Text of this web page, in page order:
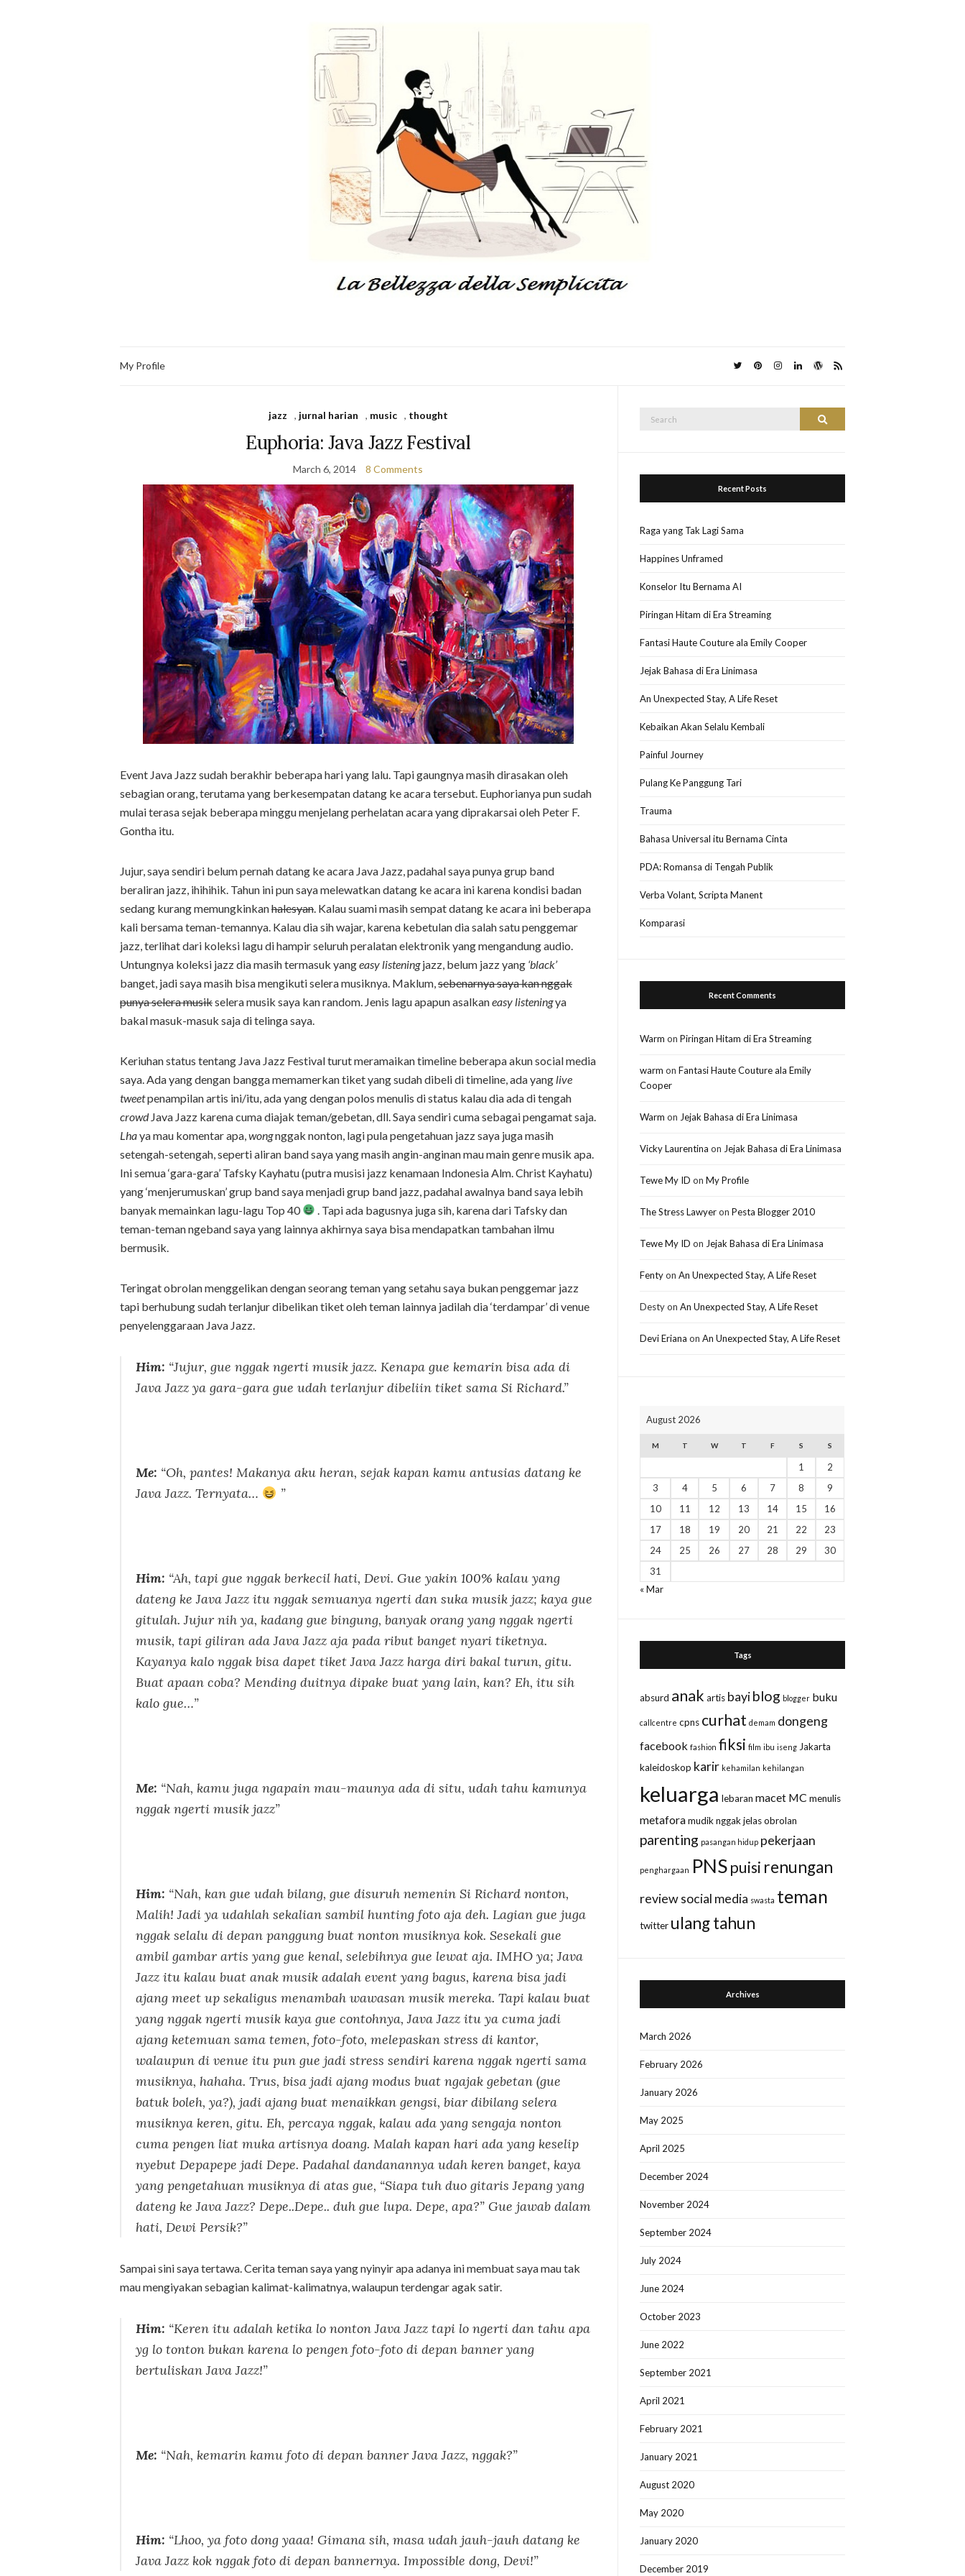
My Profile
jazz , jurnal harian , music , thought
Euphoria: Java Jazz Festival
March 6, 2014 8 Comments
Event Java Jazz sudah berakhir beberapa hari yang lalu. Tapi gaungnya masih dirasakan oleh
sebagian orang, terutama yang berkesempatan datang ke acara tersebut. Euphorianya pun sudah
mulai terasa sejak beberapa minggu menjelang perhelatan acara yang diprakarsai oleh Peter F.
Gontha itu.
Jujur, saya sendiri belum pernah datang ke acara Java Jazz, padahal saya punya grup band
beraliran jazz, ihihihik. Tahun ini pun saya melewatkan datang ke acara ini karena kondisi badan
sedang kurang memungkinkanhalesyan. Kalau suami masih sempat datang ke acara ini beberapa
kali bersama teman-temannya. Kalau dia sih wajar, karena kebetulan dia salah satu penggemar
jazz, terlihat dari koleksi lagu di hampir seluruh peralatan elektronik yang mengandung audio.
Untungnya koleksi jazz dia masih termasuk yangeasy listeningjazz, belum jazz yang ‘black’
banget, jadi saya masih bisa mengikuti selera musiknya. Maklum,sebenarnya saya kan nggak
punya selera musikselera musik saya kan random. Jenis lagu apapun asalkaneasy listeningya
bakal masuk-masuk saja di telinga saya.
Keriuhan status tentang Java Jazz Festival turut meramaikan timeline beberapa akun social media
saya. Ada yang dengan bangga memamerkan tiket yang sudah dibeli di timeline, ada yang live
tweetpenampilan artis ini/itu, ada yang dengan polos menulis di status kalau dia ada di tengah
crowdJava Jazz karena cuma diajak teman/gebetan, dll. Saya sendiri cuma sebagai pengamat saja.
Lhaya mau komentar apa,wongnggak nonton, lagi pula pengetahuan jazz saya juga masih
setengah-setengah, seperti aliran band saya yang masih angin-anginan mau main genre musik apa.
Ini semua ‘gara-gara’ Tafsky Kayhatu (putra musisi jazz kenamaan Indonesia Alm. Christ Kayhatu)
yang ‘menjerumuskan’ grup band saya menjadi grup band jazz, padahal awalnya band saya lebih
banyak memainkan lagu-lagu Top 40
. Tapi ada bagusnya juga sih, karena dari Tafsky dan
teman-teman ngeband saya yang lainnya akhirnya saya bisa mendapatkan tambahan ilmu
bermusik.
Teringat obrolan menggelikan dengan seorang teman yang setahu saya bukan penggemar jazz
tapi berhubung sudah terlanjur dibelikan tiket oleh teman lainnya jadilah dia ‘terdampar’ di venue
penyelenggaraan Java Jazz.
Him: “Jujur, gue nggak ngerti musik jazz. Kenapa gue kemarin bisa ada di
Java Jazz ya gara-gara gue udah terlanjur dibeliin tiket sama Si Richard.”
Me: “Oh, pantes! Makanya aku heran, sejak kapan kamu antusias datang ke
Java Jazz. Ternyata…
”
Him: “Ah, tapi gue nggak berkecil hati, Devi. Gue yakin 100% kalau yang
dateng ke Java Jazz itu nggak semuanya ngerti dan suka musik jazz; kaya gue
gitulah. Jujur nih ya, kadang gue bingung, banyak orang yang nggak ngerti
musik, tapi giliran ada Java Jazz aja pada ribut banget nyari tiketnya.
Kayanya kalo nggak bisa dapet tiket Java Jazz harga diri bakal turun, gitu.
Buat apaan coba? Mending duitnya dipake buat yang lain, kan? Eh, itu sih
kalo gue…”
Me: “Nah, kamu juga ngapain mau-maunya ada di situ, udah tahu kamunya
nggak ngerti musik jazz”
Him: “Nah, kan gue udah bilang, gue disuruh nemenin Si Richard nonton,
Malih! Jadi ya udahlah sekalian sambil hunting foto aja deh. Lagian gue juga
nggak selalu di depan panggung buat nonton musiknya kok. Sesekali gue
ambil gambar artis yang gue kenal, selebihnya gue lewat aja. IMHO ya; Java
Jazz itu kalau buat anak musik adalah event yang bagus, karena bisa jadi
ajang meet up sekaligus menambah wawasan musik mereka. Tapi kalau buat
yang nggak ngerti musik kaya gue contohnya, Java Jazz itu ya cuma jadi
ajang ketemuan sama temen, foto-foto, melepaskan stress di kantor,
walaupun di venue itu pun gue jadi stress sendiri karena nggak ngerti sama
musiknya, hahaha. Trus, bisa jadi ajang modus buat ngajak gebetan (gue
batuk boleh, ya?), jadi ajang buat menaikkan gengsi, biar dibilang selera
musiknya keren, gitu. Eh, percaya nggak, kalau ada yang sengaja nonton
cuma pengen liat muka artisnya doang. Malah kapan hari ada yang keselip
nyebut Depapepe jadi Depe. Padahal dandanannya udah keren banget, kaya
yang pengetahuan musiknya di atas gue, “Siapa tuh duo gitaris Jepang yang
dateng ke Java Jazz? Depe..Depe.. duh gue lupa. Depe, apa?” Gue jawab dalam
hati, Dewi Persik?”
Sampai sini saya tertawa. Cerita teman saya yang nyinyir apa adanya ini membuat saya mau tak
mau mengiyakan sebagian kalimat-kalimatnya, walaupun terdengar agak satir.
Him: “Keren itu adalah ketika lo nonton Java Jazz tapi lo ngerti dan tahu apa
yg lo tonton bukan karena lo pengen foto-foto di depan banner yang
bertuliskan Java Jazz!”
Me: “Nah, kemarin kamu foto di depan banner Java Jazz, nggak?”
Him: “Lhoo, ya foto dong yaaa! Gimana sih, masa udah jauh-jauh datang ke
Java Jazz kok nggak foto di depan bannernya. Impossible dong, Devi!”
Search
Recent Posts
Raga yang Tak Lagi Sama
Happines Unframed
Konselor Itu Bernama AI
Piringan Hitam di Era Streaming
Fantasi Haute Couture ala Emily Cooper
Jejak Bahasa di Era Linimasa
An Unexpected Stay, A Life Reset
Kebaikan Akan Selalu Kembali
Painful Journey
Pulang Ke Panggung Tari
Trauma
Bahasa Universal itu Bernama Cinta
PDA: Romansa di Tengah Publik
Verba Volant, Scripta Manent
Komparasi
Recent Comments
Warm onPiringan Hitam di Era Streaming
warm onFantasi Haute Couture ala Emily
Cooper
Warm on Jejak Bahasa di Era Linimasa
Vicky Laurentina on Jejak Bahasa di Era Linimasa
Tewe My ID onMy Profile
The Stress LawyeronPesta Blogger 2010
Tewe My ID on Jejak Bahasa di Era Linimasa
FentyonAn Unexpected Stay, A Life Reset
DestyonAn Unexpected Stay, A Life Reset
Devi Eriana onAn Unexpected Stay, A Life Reset
August 2026
M T W T F S S
1
2
3
4 5 6 7 8
9
10
11 12 13 14 15
16
17
18 19 20 21 22
23
24
25 26 27 28 29
30
31
« Mar
Tags
absurd anak artis bayiblog blogger buku
callcentre cpns curhat demam dongeng
facebook fashion fiksi film ibu iseng Jakarta
kaleidoskop karir kehamilan kehilangan
keluarga lebaran macet MC menulis
metafora mudik nggak jelas obrolan
parenting pasangan hidup pekerjaan
penghargaan PNSpuisi renungan
reviewsocial media swasta teman
twitter ulang tahun
Archives
March 2026
February 2026
January 2026
May 2025
April 2025
December 2024
November 2024
September 2024
July 2024
June 2024
October 2023
June 2022
September 2021
April 2021
February 2021
January 2021
August 2020
May 2020
January 2020
December 2019